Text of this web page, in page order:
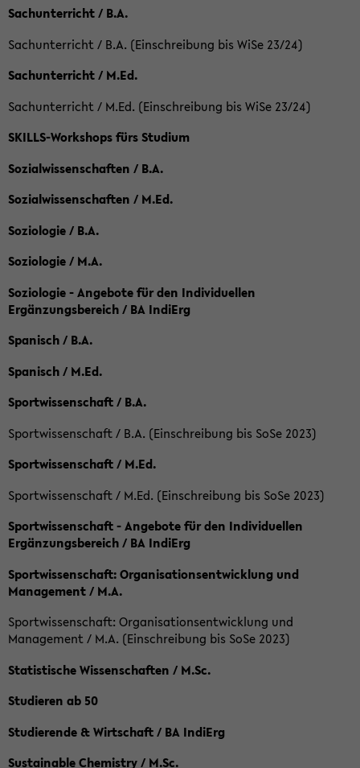
Sachunterricht / B.A.
Sachunterricht / B.A. (Einschreibung bis WiSe 23/24)
Sachunterricht / M.Ed.
Sachunterricht / M.Ed. (Einschreibung bis WiSe 23/24)
SKILLS-Workshops fürs Studium
Sozialwissenschaften / B.A.
Sozialwissenschaften / M.Ed.
Soziologie / B.A.
Soziologie / M.A.
Soziologie - Angebote für den Individuellen
Ergänzungsbereich / BA IndiErg
Spanisch / B.A.
Spanisch / M.Ed.
Sportwissenschaft / B.A.
Sportwissenschaft / B.A. (Einschreibung bis SoSe 2023)
Sportwissenschaft / M.Ed.
Sportwissenschaft / M.Ed. (Einschreibung bis SoSe 2023)
Sportwissenschaft - Angebote für den Individuellen
Ergänzungsbereich / BA IndiErg
Sportwissenschaft: Organisationsentwicklung und
Management / M.A.
Sportwissenschaft: Organisationsentwicklung und
Management / M.A. (Einschreibung bis SoSe 2023)
Statistische Wissenschaften / M.Sc.
Studieren ab 50
Studierende & Wirtschaft / BA IndiErg
Sustainable Chemistry / M.Sc.